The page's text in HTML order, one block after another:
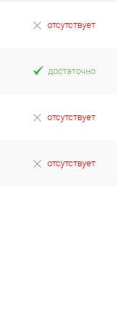
отсутствует
достаточно
отсутствует
отсутствует